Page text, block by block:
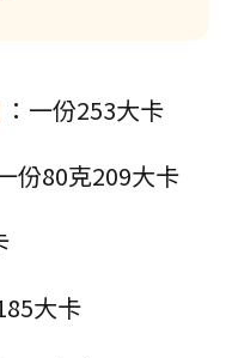
：一份253大卡
份80克209大卡
大卡